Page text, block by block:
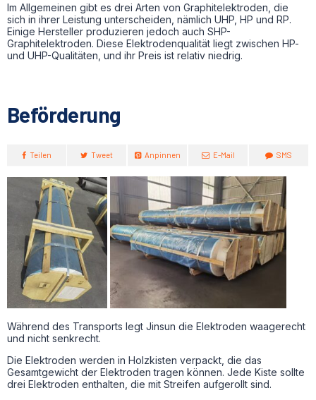
Im Allgemeinen gibt es drei Arten von Graphitelektroden, die
sich in ihrer Leistung unterscheiden, nämlich UHP, HP und RP.
Einige Hersteller produzieren jedoch auch SHP-
Graphitelektroden. Diese Elektrodenqualität liegt zwischen HP-
und UHP-Qualitäten, und ihr Preis ist relativ niedrig.
Beförderung
Teilen Tweet Anpinnen E-Mail SMS
Während des Transports legt Jinsun die Elektroden waagerecht
und nicht senkrecht.
Die Elektroden werden in Holzkisten verpackt, die das
Gesamtgewicht der Elektroden tragen können. Jede Kiste sollte
drei Elektroden enthalten, die mit Streifen aufgerollt sind.